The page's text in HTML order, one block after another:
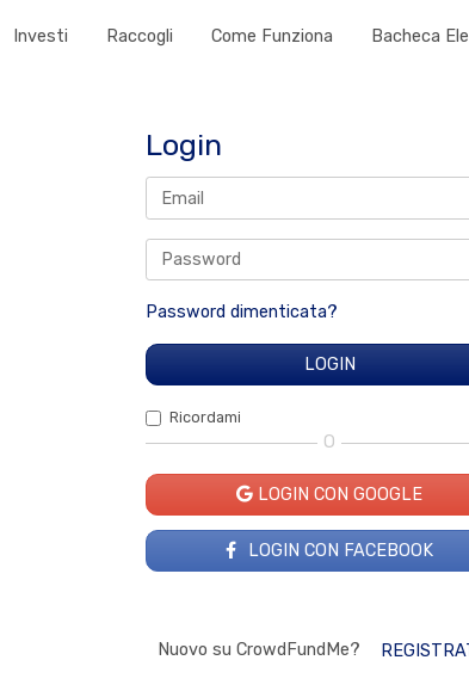
Investi Raccogli Come Funziona Bacheca
Login
Password dimenticata?
Ricordami
O
LOGIN CON GOOGLE
LOGIN CON FACEBOOK
Nuovo su CrowdFundMe?